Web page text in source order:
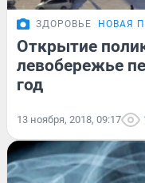
ЗДОРОВЬЕ НОВАЯ
Открытие
левобережье
год
13 ноября, 2018, 09:17